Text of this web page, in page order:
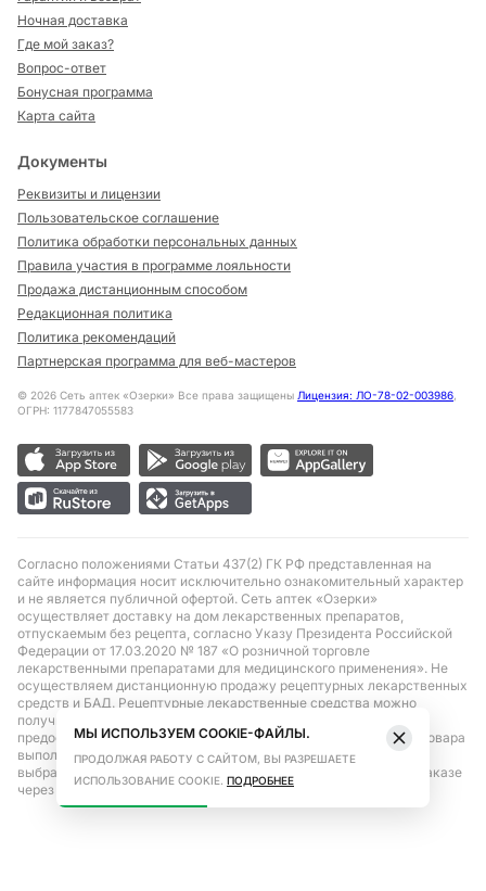
Ночная доставка
Где мой заказ?
Вопрос-ответ
Бонусная программа
Карта сайта
Документы
Реквизиты и лицензии
Пользовательское соглашение
Политика обработки персональных данных
Правила участия в программе лояльности
Продажа дистанционным способом
Редакционная политика
Политика рекомендаций
Партнерская программа для веб-мастеров
© 2026 Сеть аптек «Озерки» Все права защищены Лицензия: ЛО-78-02-003986,
ОГРН: 1177847055583
Согласно положениями Статьи 437(2) ГК РФ представленная на
сайте информация носит исключительно ознакомительный характер
и не является публичной офертой. Сеть аптек «Озерки»
осуществляет доставку на дом лекарственных препаратов,
отпускаемым без рецепта, согласно Указу Президента Российской
Федерации от 17.03.2020 № 187 «О розничной торговле
лекарственными препаратами для медицинского применения». Не
осуществляем дистанционную продажу рецептурных лекарственных
средств и БАД. Рецептурные лекарственные средства можно
получить только при помощи самовывоза в аптеке при
предоставлении рецепта, выписанного врачом. Бронирование товара
выполняется при условиях последующего выкупа заказа в
выбранном аптечном пункте. Цена действительна только при заказе
через сайт.
МЫ ИСПОЛЬЗУЕМ COOKIE-ФАЙЛЫ.
ПРОДОЛЖАЯ РАБОТУ С САЙТОМ, ВЫ РАЗРЕШАЕТЕ
ИСПОЛЬЗОВАНИЕ COOKIE. ПОДРОБНЕЕ